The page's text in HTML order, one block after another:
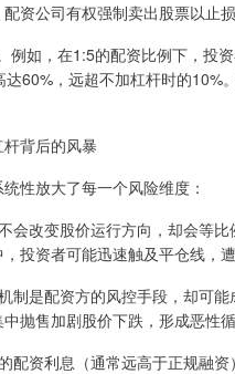
资公司有权强制卖出股票以止损
例如，在1:5的配资比例下，投
60%，远超不加杠杆时的
背后的风暴
性放大了每一个风险维度：
会改变股价运行方向，却会等
投资者可能迅速触及平仓线，
制是配资方的风控手段，却可
抛售加剧股价下跌，形成恶性循
配资利息（通常远高于正规融